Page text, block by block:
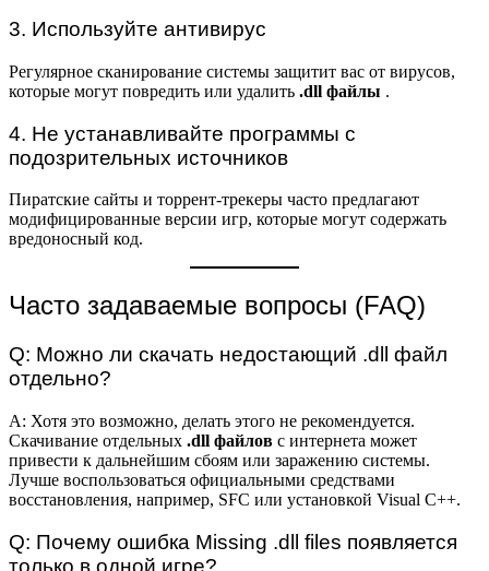
3. Используйте антивирус
Регулярное сканирование системы защитит вас от вирусов,
которые могут повредить или удалить .dll файлы .
4. Не устанавливайте программы с
подозрительных источников
Пиратские сайты и торрент-трекеры часто предлагают
модифицированные версии игр, которые могут содержать
вредоносный код.
Часто задаваемые вопросы (FAQ)
Q: Можно ли скачать недостающий .dll файл
отдельно?
A: Хотя это возможно, делать этого не рекомендуется.
Скачивание отдельных .dll файлов с интернета может
привести к дальнейшим сбоям или заражению системы.
Лучше воспользоваться официальными средствами
восстановления, например, SFC или установкой Visual C++.
Q: Почему ошибка Missing .dll files появляется
только в одной игре?